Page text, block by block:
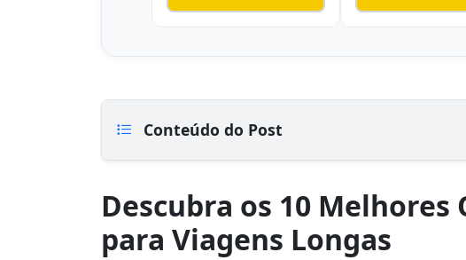
Conteúdo do Post
Descubra os 10
para Viagens Longas